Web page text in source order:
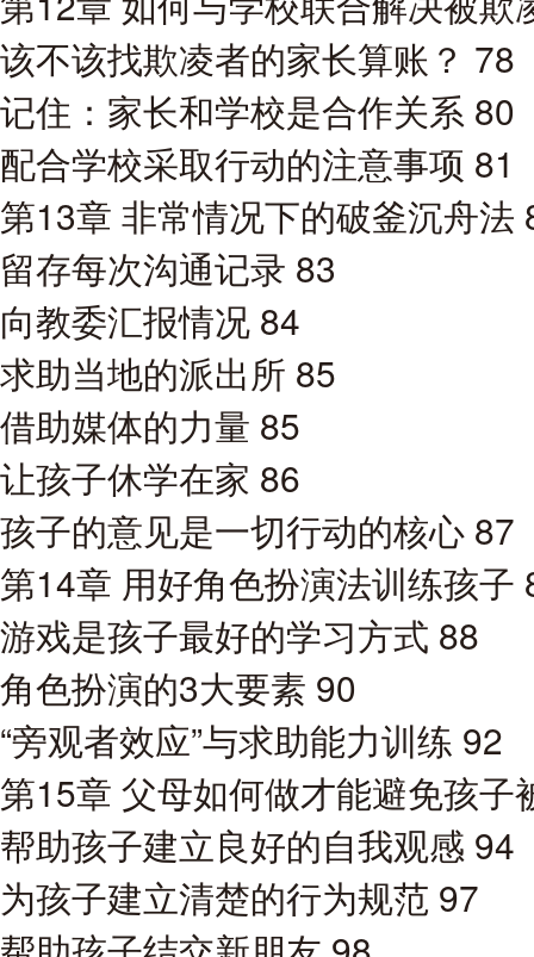
该不该找欺凌者的家长算账？ 78
记住：家长和学校是合作关系 80
配合学校采取行动的注意事项 81
第13章 非常情况下的破釜沉舟法
留存每次沟通记录 83
向教委汇报情况 84
求助当地的派出所 85
借助媒体的力量 85
让孩子休学在家 86
孩子的意见是一切行动的核心 87
第14章 用好角色扮演法训练孩子
游戏是孩子最好的学习方式 88
角色扮演的3大要素 90
“旁观者效应”与求助能力训练 92
第15章 父母如何做才能避免孩子
帮助孩子建立良好的自我观感 94
为孩子建立清楚的行为规范 97